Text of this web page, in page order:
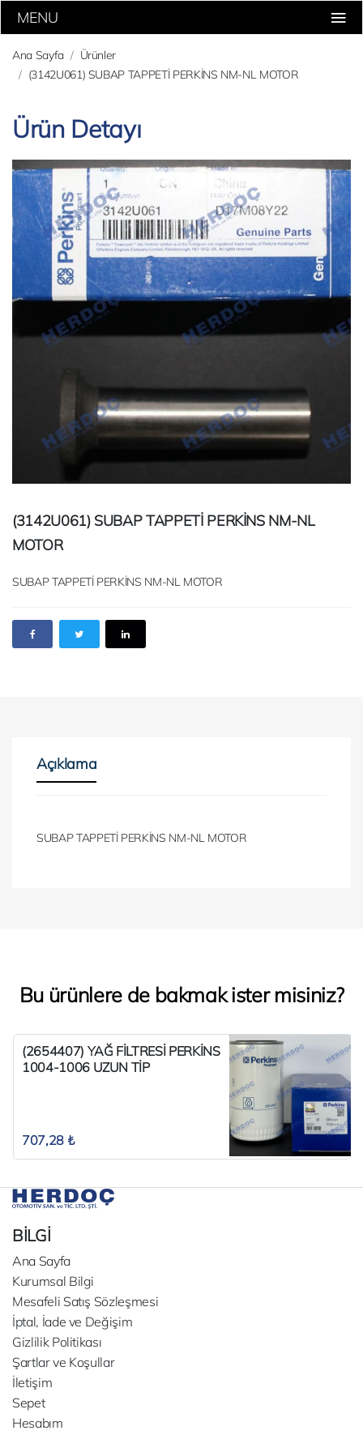
MENU
Ana Sayfa
Ürünler
(3142U061) SUBAP TAPPETİ PERKİNS NM-NL MOTOR
Ürün Detayı
(3142U061) SUBAP TAPPETİ PERKİNS NM-NL
MOTOR
SUBAP TAPPETİ PERKİNS NM-NL MOTOR
Açıklama
SUBAP TAPPETİ PERKİNS NM-NL MOTOR
Bu ürünlere de bakmak ister misiniz?
(2654407) YAĞ FİLTRESİ PERKİNS
1004-1006 UZUN TİP
707,28 ₺
BİLGİ
Ana Sayfa
Kurumsal Bilgi
Mesafeli Satış Sözleşmesi
İptal, İade ve Değişim
Gizlilik Politikası
Şartlar ve Koşullar
İletişim
Sepet
Hesabım